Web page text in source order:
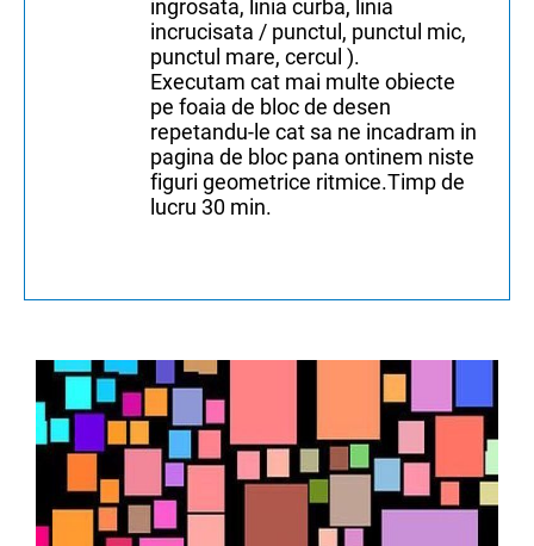
ingrosata, linia curba, linia
incrucisata / punctul, punctul mic,
punctul mare, cercul ).
Executam cat mai multe obiecte
pe foaia de bloc de desen
repetandu-le cat sa ne incadram in
pagina de bloc pana ontinem niste
figuri geometrice ritmice.Timp de
lucru 30 min.